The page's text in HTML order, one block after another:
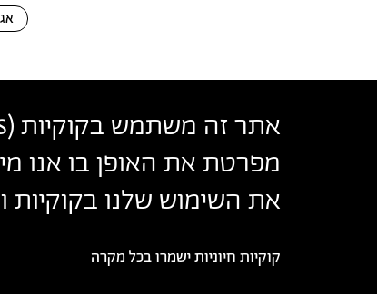
אתר זה משתמש בקוקיות (
מפרטת את האופן בו אנו
את השימוש שלנו בקוקיות
קוקיות חיוניות ישמרו בכל מקרה
בצלאל אקדמיה לאמנות ועיצוב ירושלים
أكاديمية بتسلئيل للفنون والتصميم القدس